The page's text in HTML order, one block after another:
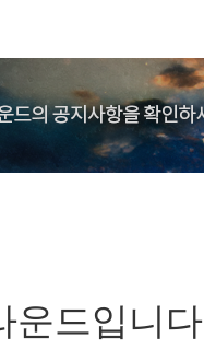
운드입니